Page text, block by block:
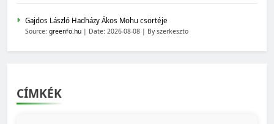
Gajdos László Hadházy Ákos Mohu csörtéje
Source: greenfo.hu Date: 2026-08-08 By szerkeszto
CÍMKÉK